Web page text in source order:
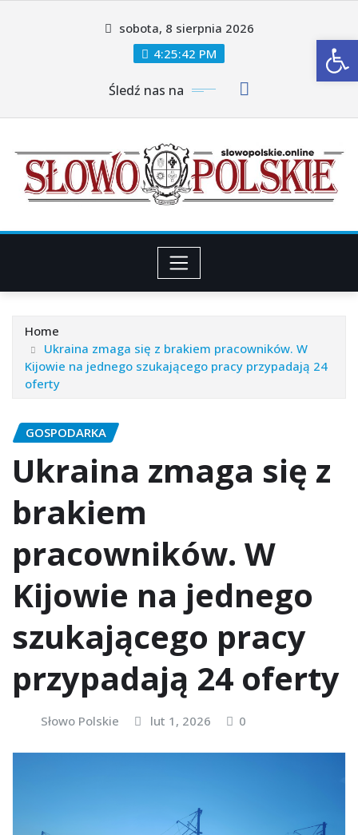
sobota, 8 sierpnia 2026
4:25:44 PM
Śledź nas na
Home
Ukraina zmaga się z brakiem pracowników. W
Kijowie na jednego szukającego pracy przypadają 24
oferty
GOSPODARKA
Ukraina zmaga się z
brakiem
pracowników. W
Kijowie na jednego
szukającego pracy
przypadają 24 oferty
Słowo Polskie lut 1, 2026 0